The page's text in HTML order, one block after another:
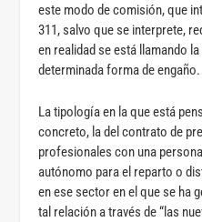
este modo de comisión, que
311, salvo que se interprete,
en realidad se está llamando
determinada forma de engaño.
La tipología en la que está
concreto, la del contrato de
profesionales con una
autónomo para el reparto o
en ese sector en el que se ha
tal relación a través de “las